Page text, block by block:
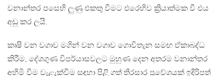
වනාන්තර පසෙහි ලුණු එකතු වීමට එරෙහිව ක්‍රියාත්මක වී එය
අඩු කර ලයි.
කෘෂි වන වගාව මගින් වන වගාව ගොවිතැන සමඟ ඒකාබද්ධ
කිරීම, දේශගුණ විපර්යාසවලට මුහුණ දෙන අතරම වනාන්තර
අහිමි වීම වැළැක්වීම සඳහා පිළි ගත් තිරසාර ප්‍රවේශයක් ඉදිරිපත්